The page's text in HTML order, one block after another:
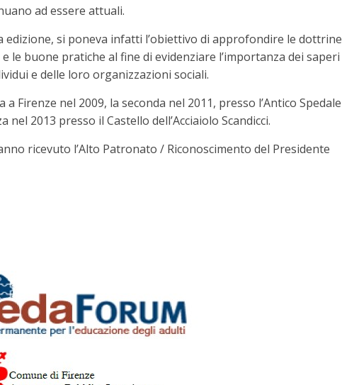
ad essere attuali.
edizione, si poneva infatti l’obiettivo di approfondire le dottrine
le buone pratiche al fine di evidenziare l’importanza dei saperi
e delle loro organizzazioni sociali.
Firenze nel 2009, la seconda nel 2011, presso l’Antico Spedale
2013 presso il Castello dell’Acciaiolo Scandicci.
ricevuto l’Alto Patronato / Riconoscimento del Presidente